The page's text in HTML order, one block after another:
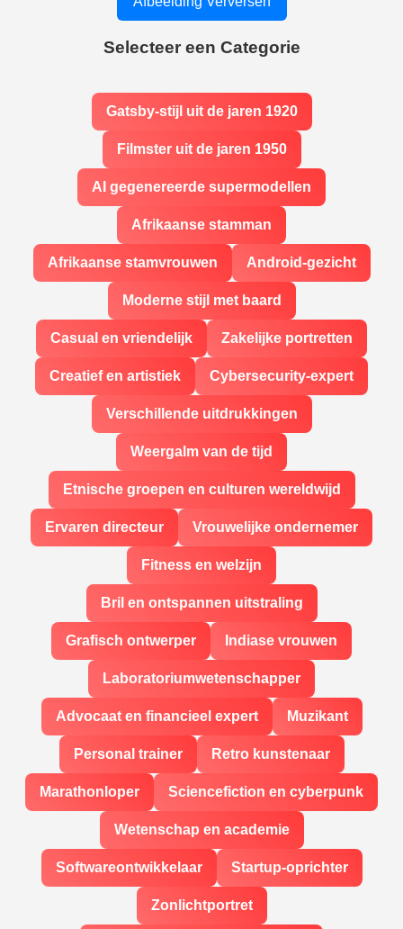
Selecteer een Categorie
Gatsby-stijl uit de jaren 1920
Filmster uit de jaren 1950
AI gegenereerde supermodellen
Afrikaanse stamman
Afrikaanse stamvrouwen Android-gezicht
Moderne stijl met baard
Casual en vriendelijk Zakelijke portretten
Creatief en artistiek Cybersecurity-expert
Verschillende uitdrukkingen
Weergalm van de tijd
Etnische groepen en culturen wereldwijd
Ervaren directeur Vrouwelijke ondernemer
Fitness en welzijn
Bril en ontspannen uitstraling
Grafisch ontwerper Indiase vrouwen
Laboratoriumwetenschapper
Advocaat en financieel expert Muzikant
Personal trainer Retro kunstenaar
Marathonloper Sciencefiction en cyberpunk
Wetenschap en academie
Softwareontwikkelaar Startup-oprichter
Zonlichtportret